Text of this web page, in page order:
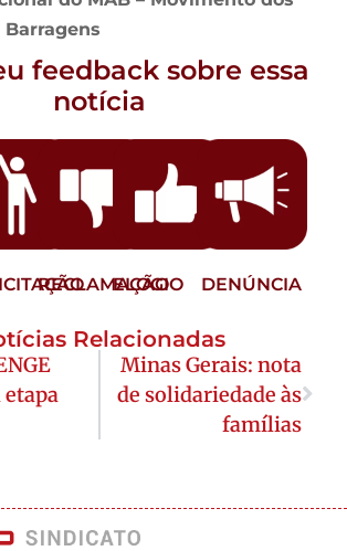
feedback sobre essa
notícia
RECLAMAÇÃO
ELOGIO DENÚNCIA
Relacionadas
etapa
Minas Gerais: nota
de solidariedade às
famílias